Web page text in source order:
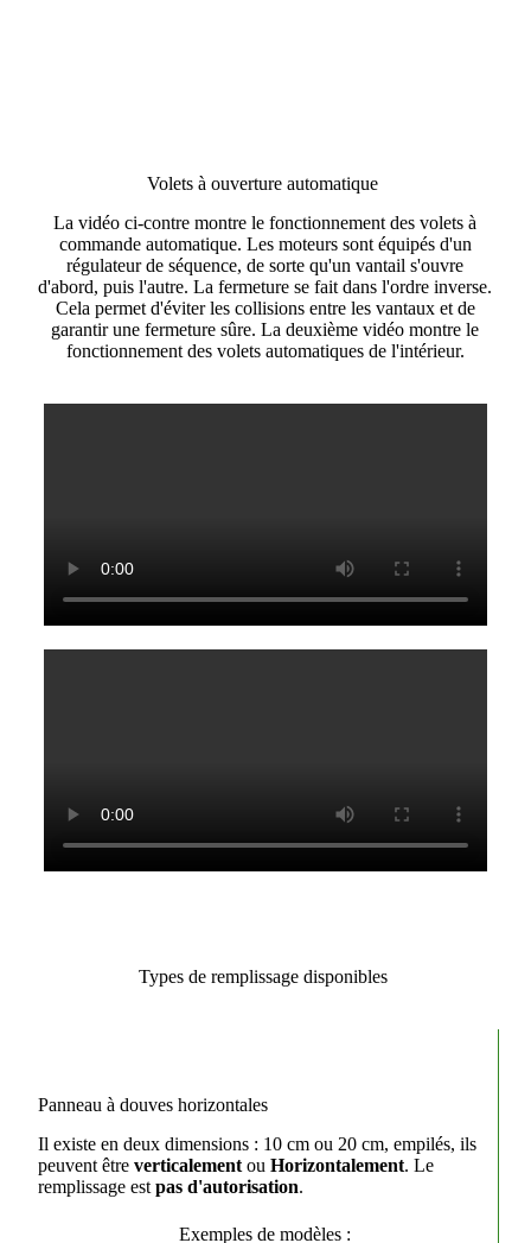
Volets à ouverture automatique
La vidéo ci-contre montre le fonctionnement des volets à
commande automatique. Les moteurs sont équipés d'un
régulateur de séquence, de sorte qu'un vantail s'ouvre
d'abord, puis l'autre. La fermeture se fait dans l'ordre inverse.
Cela permet d'éviter les collisions entre les vantaux et de
garantir une fermeture sûre. La deuxième vidéo montre le
fonctionnement des volets automatiques de l'intérieur.
Types de remplissage disponibles
Panneau à douves horizontales
Il existe en deux dimensions : 10 cm ou 20 cm, empilés, ils
peuvent être verticalementou Horizontalement. Le
remplissage est pas d'autorisation.
Exemples de modèles :